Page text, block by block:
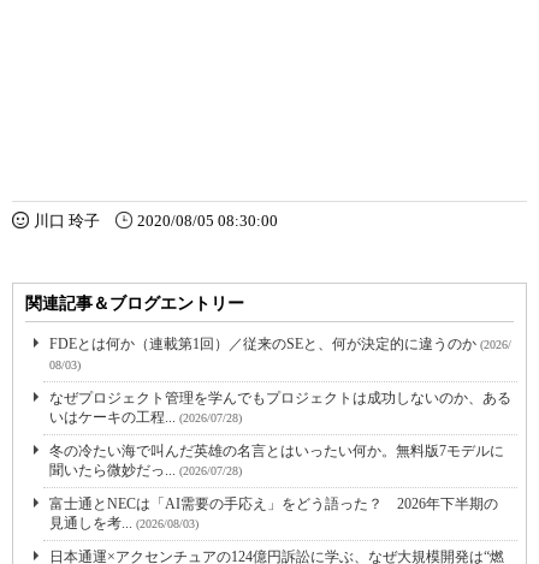
川口 玲子 2020/08/05 08:30:00
関連記事＆ブログエントリー
FDEとは何か（連載第1回）／従来のSEと、何が決定的に違うのか (2026/
08/03)
なぜプロジェクト管理を学んでもプロジェクトは成功しないのか、ある
いはケーキの工程... (2026/07/28)
冬の冷たい海で叫んだ英雄の名言とはいったい何か。無料版7モデルに
聞いたら微妙だっ... (2026/07/28)
富士通とNECは「AI需要の手応え」をどう語った？ 2026年下半期の
見通しを考... (2026/08/03)
日本通運×アクセンチュアの124億円訴訟に学ぶ、なぜ大規模開発は“燃